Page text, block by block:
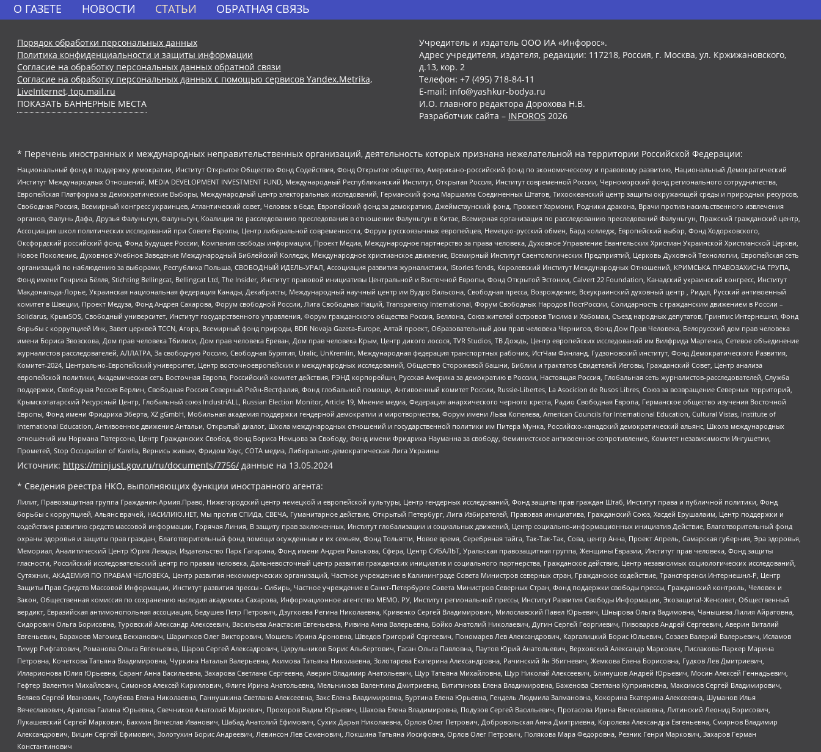
О ГАЗЕТЕ НОВОСТИ СТАТЬИ ОБРАТНАЯ СВЯЗЬ
Порядок обработки персональных данных
Политика конфиденциальности и защиты информации
Согласие на обработку персональных данных обратной связи
Согласие на обработку персональных данных с помощью сервисов Yandex.Metrika,
LiveInternet, top.mail.ru
ПОКАЗАТЬ БАННЕРНЫЕ МЕСТА
Учредитель и издатель ООО ИА «Инфорос».
Адрес учредителя, издателя, редакции: 117218, Россия, г. Москва, ул. Кржижановского,
д.13, кор. 2
Телефон: +7 (495) 718-84-11
E-mail: info@yashkur-bodya.ru
И.О. главного редактора Дорохова Н.В.
Разработчик сайта – INFOROS 2026
* Перечень иностранных и международных неправительственных организаций, деятельность которых признана нежелательной на территории Российской Федерации:
Национальный фонд в поддержку демократии, Институт Открытое Общество Фонд Содействия, Фонд Открытое общество, Американо-российский фонд по экономическому и правовому развитию, Национальный Демократический
Институт Международных Отношений, MEDIA DEVELOPMENT INVESTMENT FUND, Международный Республиканский Институт, Открытая Россия, Институт современной России, Черноморский фонд регионального сотрудничества,
Европейская Платформа за Демократические Выборы, Международный центр электоральных исследований, Германский фонд Маршалла Соединенных Штатов, Тихоокеанский центр защиты окружающей среды и природных ресурсов,
Свободная Россия, Всемирный конгресс украинцев, Атлантический совет, Человек в беде, Европейский фонд за демократию, Джеймстаунский фонд, Прожект Хармони, Родники дракона, Врачи против насильственного извлечения
органов, Фалунь Дафа, Друзья Фалуньгун, Фалуньгун, Коалиция по расследованию преследования в отношении Фалуньгун в Китае, Всемирная организация по расследованию преследований Фалуньгун, Пражский гражданский центр,
Ассоциация школ политических исследований при Совете Европы, Центр либеральной современности, Форум русскоязычных европейцев, Немецко-русский обмен, Бард колледж, Европейский выбор, Фонд Ходорковского,
Оксфордский российский фонд, Фонд Будущее России, Компания свободы информации, Проект Медиа, Международное партнерство за права человека, Духовное Управление Евангельских Христиан Украинской Христианской Церкви,
Новое Поколение, Духовное Учебное Заведение Международный Библейский Колледж, Международное христианское движение, Всемирный Институт Саентологических Предприятий, Церковь Духовной Технологии, Европейская сеть
организаций по наблюдению за выборами, Республика Польша, СВОБОДНЫЙ ИДЕЛЬ-УРАЛ, Ассоциация развития журналистики, IStories fonds, Королевский Институт Международных Отношений, КРИМСЬКА ПРАВОЗАХИСНА ГРУПА,
Фонд имени Генриха Бёлля, Stichting Bellingcat, Bellingcat Ltd, The Insider, Институт правовой инициативы Центральной и Восточной Европы, Фонд Открытой Эстонии, Calvert 22 Foundation, Канадский украинский конгресс, Институт
Макдональда-Лорье, Украинская национальная федерация Канады, Декабристы, Международный научный центр им Вудро Вильсона, Свободная пресса, Возрождение, Всеукраинский духовный центр , Риддл, Русский антивоенный
комитет в Швеции, Проект Медуза, Фонд Андрея Сахарова, Форум свободной России, Лига Свободных Наций, Transparеncy International, Форум Свободных Народов ПостРоссии, Солидарность с гражданским движением в России –
Solidarus, КрымSOS, Свободный университет, Институт государственного управления, Форум гражданского общества Россия, Беллона, Союз жителей островов Тисима и Хабомаи, Съезд народных депутатов, Гринпис Интернешнл, Фонд
борьбы с коррупцией Инк, Завет церквей TCCN, Агора, Всемирный фонд природы, BDR Novaja Gazeta-Europe, Алтай проект, Образовательный дом прав человека Чернигов, Фонд Дом Прав Человека, Белорусский дом прав человека
имени Бориса Звозскова, Дом прав человека Тбилиси, Дом прав человека Ереван, Дом прав человека Крым, Центр дикого лосося, TVR Studios, ТВ Дождь, Центр европейских исследований им Вилфрида Мартенса, Сетевое объединение
журналистов расследователей, АЛЛАТРА, За свободную Россию, Свободная Бурятия, Uralic, UnKremlin, Международная федерация транспортных рабочих, ИстЧам Финланд, Гудзоновский институт, Фонд Демократического Развития,
Комитет-2024, Центрально-Европейский университет, Центр восточноевропейских и международных исследований, Общество Сторожевой башни, Библии и трактатов Свидетелей Иеговы, Гражданский Совет, Центр анализа
европейской политики, Академическая сеть Восточная Европа, Российский комитет действия, РЭНД корпорейшн, Русская Америка за демократию в России, Настоящая Россия, Глобальная сеть журналистов-расследователей, Служба
поддержки, Свободная Россия Берлин, Свободная Россия Северный Рейн-Вестфалия, Фонд глобальной помощи, Антивоенный комитет России, Russie-Libertes, La Asocicion de Rusos Libres, Союз за возвращение Северных территорий,
Крымскотатарский Ресурсный Центр, Глобальный союз IndustriALL, Russian Election Monitor, Article 19, Мнение медиа, Федерация анархического черного креста, Радио Свободная Европа, Германское общество изучения Восточной
Европы, Фонд имени Фридриха Эберта, XZ gGmbH, Мобильная академия поддержки гендерной демократии и миротворчества, Форум имени Льва Копелева, American Councils for International Education, Cultural Vistas, Institute of
International Education, Антивоенное движение Антальи, Открытый диалог, Школа международных отношений и государственной политики им Питера Мунка, Российско-канадский демократический альянс, Школа международных
отношений им Нормана Патерсона, Центр Гражданских Свобод, Фонд Бориса Немцова за Свободу, Фонд имени Фридриха Науманна за свободу, Феминистское антивоенное сопротивление, Комитет независимости Ингушетии,
Прометей, Stop Occupation of Karelia, Вернись живым, Фридом Хаус, СОТА медиа, Либерально-демократическая Лига Украины
Источник: https://minjust.gov.ru/ru/documents/7756/ данные на 13.05.2024
* Сведения реестра НКО, выполняющих функции иностранного агента:
Лилит, Правозащитная группа Гражданин.Армия.Право, Нижегородский центр немецкой и европейской культуры, Центр гендерных исследований, Фонд защиты прав граждан Штаб, Институт права и публичной политики, Фонд
борьбы с коррупцией, Альянс врачей, НАСИЛИЮ.НЕТ, Мы против СПИДа, СВЕЧА, Гуманитарное действие, Открытый Петербург, Лига Избирателей, Правовая инициатива, Гражданский Союз, Хасдей Ерушалаим, Центр поддержки и
содействия развитию средств массовой информации, Горячая Линия, В защиту прав заключенных, Институт глобализации и социальных движений, Центр социально-информационных инициатив Действие, Благотворительный фонд
охраны здоровья и защиты прав граждан, Благотворительный фонд помощи осужденным и их семьям, Фонд Тольятти, Новое время, Серебряная тайга, Так-Так-Так, Сова, центр Анна, Проект Апрель, Самарская губерния, Эра здоровья,
Мемориал, Аналитический Центр Юрия Левады, Издательство Парк Гагарина, Фонд имени Андрея Рылькова, Сфера, Центр СИБАЛЬТ, Уральская правозащитная группа, Женщины Евразии, Институт прав человека, Фонд защиты
гласности, Российский исследовательский центр по правам человека, Дальневосточный центр развития гражданских инициатив и социального партнерства, Гражданское действие, Центр независимых социологических исследований,
Сутяжник, АКАДЕМИЯ ПО ПРАВАМ ЧЕЛОВЕКА, Центр развития некоммерческих организаций, Частное учреждение в Калининграде Совета Министров северных стран, Гражданское содействие, Трансперенси Интернешнл-Р, Центр
Защиты Прав Средств Массовой Информации, Институт развития прессы - Сибирь, Частное учреждение в Санкт-Петербурге Совета Министров Северных Стран, Фонд поддержки свободы прессы, Гражданский контроль, Человек и
Закон, Общественная комиссия по сохранению наследия академика Сахарова, Информационное агентство МЕМО. РУ, Институт региональной прессы, Институт Развития Свободы Информации, Экозащита!-Женсовет, Общественный
вердикт, Евразийская антимонопольная ассоциация, Бедушев Петр Петрович, Дзугкоева Регина Николаевна, Кривенко Сергей Владимирович, Милославский Павел Юрьевич, Шнырова Ольга Вадимовна, Чанышева Лилия Айратовна,
Сидорович Ольга Борисовна, Туровский Александр Алексеевич, Васильева Анастасия Евгеньевна, Ривина Анна Валерьевна, Бойко Анатолий Николаевич, Дугин Сергей Георгиевич, Пивоваров Андрей Сергеевич, Аверин Виталий
Евгеньевич, Барахоев Магомед Бекханович, Шарипков Олег Викторович, Мошель Ирина Ароновна, Шведов Григорий Сергеевич, Пономарев Лев Александрович, Каргалицкий Борис Юльевич, Созаев Валерий Валерьевич, Исламов
Тимур Рифгатович, Романова Ольга Евгеньевна, Щаров Сергей Алексадрович, Цирульников Борис Альбертович, Гасан Ольга Павловна, Паутов Юрий Анатольевич, Верховский Александр Маркович, Пислакова-Паркер Марина
Петровна, Кочеткова Татьяна Владимировна, Чуркина Наталья Валерьевна, Акимова Татьяна Николаевна, Золотарева Екатерина Александровна, Рачинский Ян Збигневич, Жемкова Елена Борисовна, Гудков Лев Дмитриевич,
Илларионова Юлия Юрьевна, Саранг Анна Васильевна, Захарова Светлана Сергеевна, Аверин Владимир Анатольевич, Щур Татьяна Михайловна, Щур Николай Алексеевич, Блинушов Андрей Юрьевич, Мосин Алексей Геннадьевич,
Гефтер Валентин Михайлович, Симонов Алексей Кириллович, Флиге Ирина Анатольевна, Мельникова Валентина Дмитриевна, Вититинова Елена Владимировна, Баженова Светлана Куприяновна, Максимов Сергей Владимирович,
Беляев Сергей Иванович, Голубева Елена Николаевна, Ганнушкина Светлана Алексеевна, Закс Елена Владимировна, Буртина Елена Юрьевна, Гендель Людмила Залмановна, Кокорина Екатерина Алексеевна, Шуманов Илья
Вячеславович, Арапова Галина Юрьевна, Свечников Анатолий Мариевич, Прохоров Вадим Юрьевич, Шахова Елена Владимировна, Подузов Сергей Васильевич, Протасова Ирина Вячеславовна, Литинский Леонид Борисович,
Лукашевский Сергей Маркович, Бахмин Вячеслав Иванович, Шабад Анатолий Ефимович, Сухих Дарья Николаевна, Орлов Олег Петрович, Добровольская Анна Дмитриевна, Королева Александра Евгеньевна, Смирнов Владимир
Александрович, Вицин Сергей Ефимович, Золотухин Борис Андреевич, Левинсон Лев Семенович, Локшина Татьяна Иосифовна, Орлов Олег Петрович, Полякова Мара Федоровна, Резник Генри Маркович, Захаров Герман
Константинович